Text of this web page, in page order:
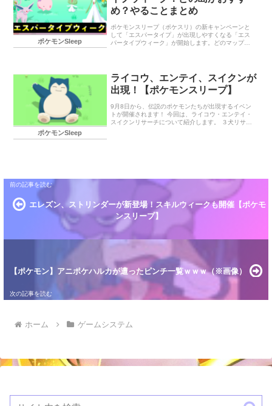
ポケモンSleep
め？やることまとめ
ポケモンスリープ（ポケスリ）の新キャンペーンと
して「エスパータイプ」が出現しやすくなる「エス
パータイプウィーク」が開始します。どのマップ
ポケモンSleep
ライコウ、エンテイ、スイクンが
出現！【ポケモンスリープ】
9月8日から、伝説のポケモンたちが出現するイベン
トが開催されます！ 今回は、ライコウ・エンテイ・
スイクンリサーチについて紹介します。 ３犬リサー
エレズン、ストリンダーが新登場！スキルウィークも開催【ポケモ
ンスリープ】
【ポケモン】アニポケハルカが遭ったピンチ一覧ｗｗｗ（※画像）
ホーム ゲームシステム